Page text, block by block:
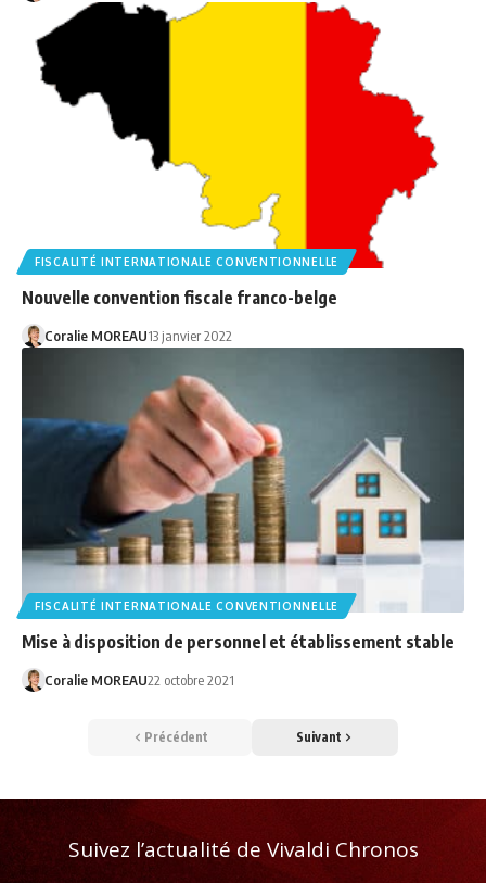
FISCALITÉ INTERNATIONALE CONVENTIONNELLE
Nouvelle convention fiscale franco-belge
Coralie MOREAU13 janvier 2022
FISCALITÉ INTERNATIONALE CONVENTIONNELLE
Mise à disposition de personnel et établissement stable
Coralie MOREAU22 octobre 2021
Précédent Suivant
Suivez l’actualité de Vivaldi Chronos